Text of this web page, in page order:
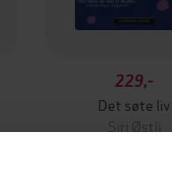
229,-
Det søte liv
Siri Østli